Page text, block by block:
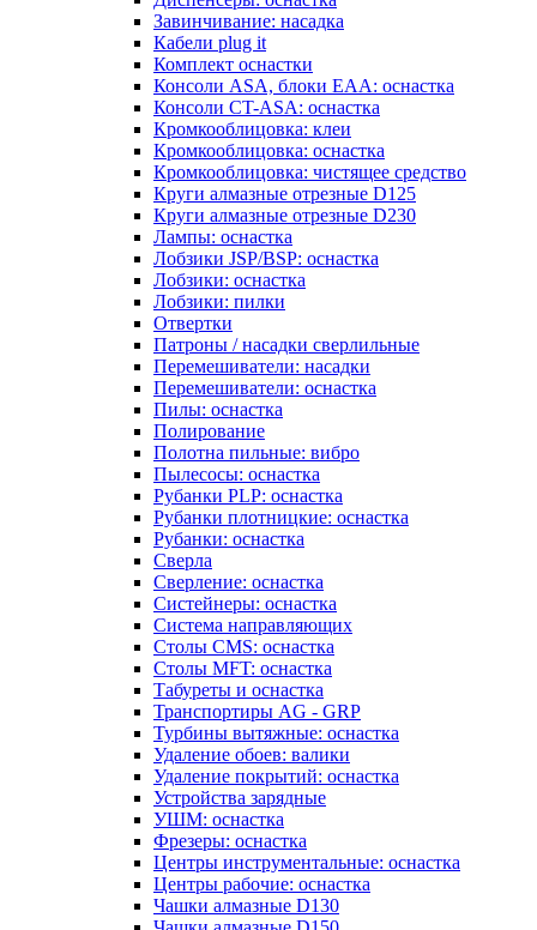
Завинчивание: насадка
Кабели plug it
Комплект оснастки
Консоли ASA, блоки EAA: оснастка
Консоли CT-ASA: оснастка
Кромкооблицовка: клеи
Кромкооблицовка: оснастка
Кромкооблицовка: чистящее средство
Круги алмазные отрезные D125
Круги алмазные отрезные D230
Лампы: оснастка
Лобзики JSP/BSP: оснастка
Лобзики: оснастка
Лобзики: пилки
Отвертки
Патроны / насадки сверлильные
Перемешиватели: насадки
Перемешиватели: оснастка
Пилы: оснастка
Полирование
Полотна пильные: вибро
Пылесосы: оснастка
Рубанки PLP: оснастка
Рубанки плотницкие: оснастка
Рубанки: оснастка
Сверла
Сверление: оснастка
Систейнеры: оснастка
Система направляющих
Столы CMS: оснастка
Столы MFT: оснастка
Табуреты и оснастка
Транспортиры AG - GRP
Турбины вытяжные: оснастка
Удаление обоев: валики
Удаление покрытий: оснастка
Устройства зарядные
УШМ: оснастка
Фрезеры: оснастка
Центры инструментальные: оснастка
Центры рабочие: оснастка
Чашки алмазные D130